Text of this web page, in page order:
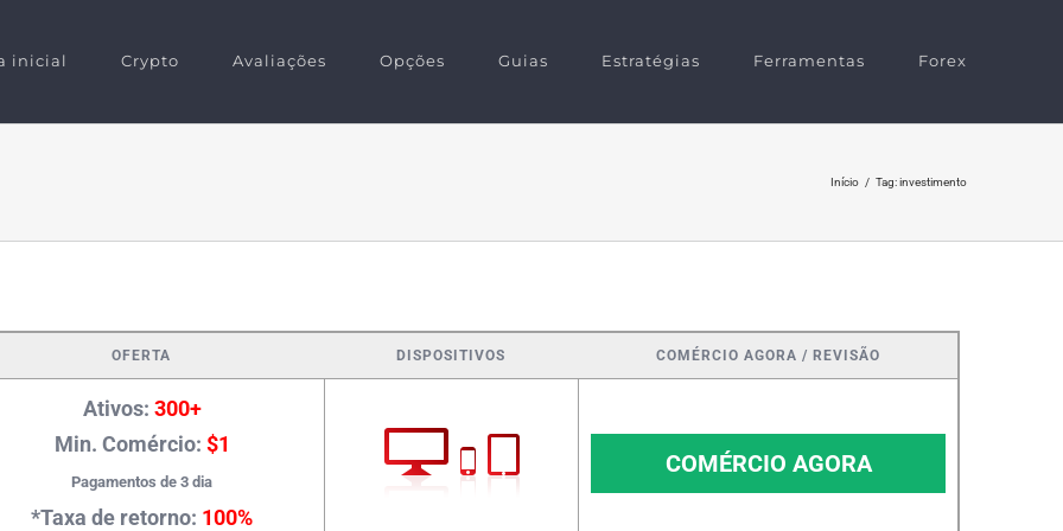
inicial Crypto Avaliações Opções Guias Estratégias Ferramentas Forex
Início / Tag:investimento
OFERTA DISPOSITIVOS COMÉRCIO AGORA / REVISÃO
Ativos: 300+
Min. Comércio: $1
Pagamentos de 3 dia
*Taxa de retorno: 100%
COMÉRCIO AGORA